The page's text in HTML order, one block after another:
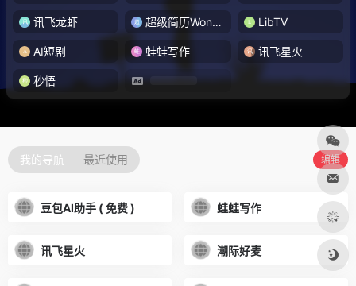
讯飞龙虾 超级简历WonderCV LibTV
AI短剧 蛙蛙写作 讯飞星火
秒悟
我的导航 最近使用 编辑
豆包AI助手 ( 免费 ) 蛙蛙写作
讯飞星火 潮际好麦